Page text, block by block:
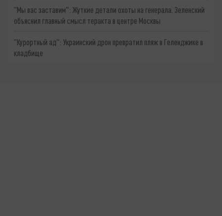
"Мы вас заставим": Жуткие детали охоты на генерала. Зеленский
объяснил главный смысл теракта в центре Москвы
"Курортный ад": Украинский дрон превратил пляж в Геленджике в
кладбище